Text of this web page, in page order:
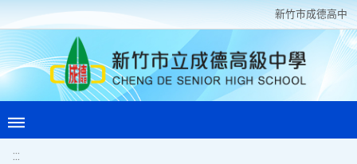
新竹巿成德高中
:::